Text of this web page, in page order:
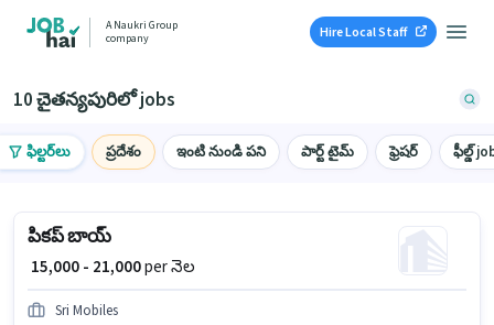
A Naukri Group
company
Hire Local Staff
10 చైతన్యపురిలో jobs
ఫిల్టర్‌లు ప్రదేశం ఇంటి నుండి పని పార్ట్ టైమ్ ఫ్రెషర్ ఫీల్డ్
పికప్ బాయ్
₹ 15,000 - 21,000per నెల
Sri Mobiles